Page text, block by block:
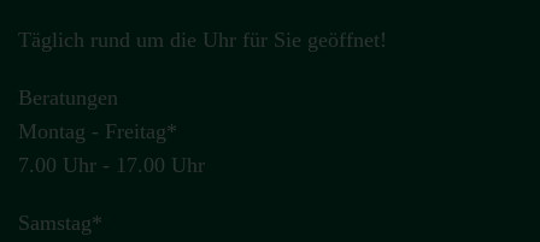
Täglich rund um die Uhr für Sie geöffnet!
Beratungen
Montag - Freitag*
7.00 Uhr - 17.00 Uhr
Samstag*